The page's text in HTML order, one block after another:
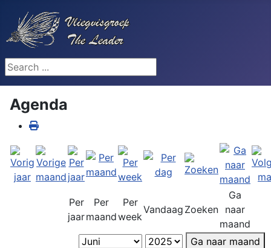
Search ...
Agenda
Per
jaar
Per
maand
Per
week
Vandaag Zoeken
Ga
naar
maand
Ga naar maand